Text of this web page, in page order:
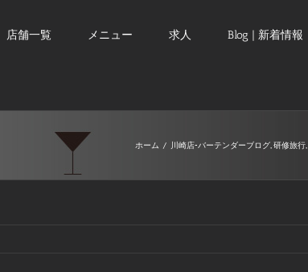
店舗一覧 メニュー 求人 Blog | 新着情報
ホーム / 川崎店-バーテンダーブログ,研修旅行,